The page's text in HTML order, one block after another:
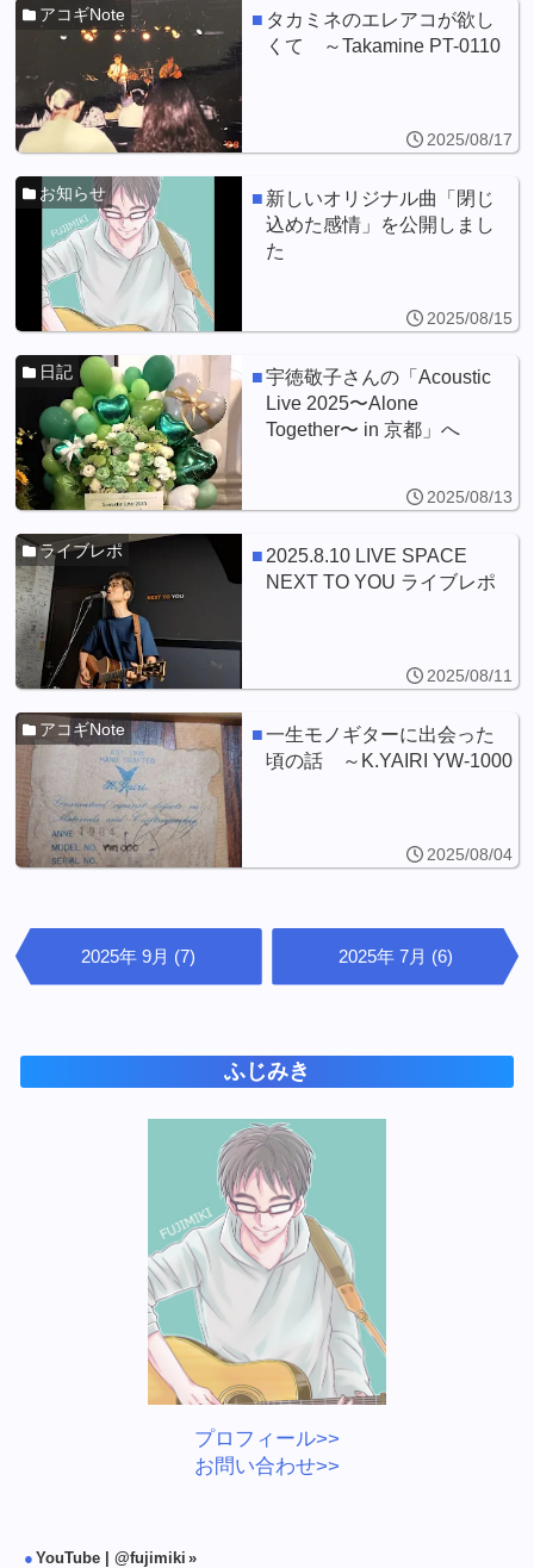
タカミネのエレアコが欲し
くて ～Takamine PT-0110
アコギNote
2025/08/17
新しいオリジナル曲「閉じ
込めた感情」を公開しまし
た
お知らせ
2025/08/15
宇徳敬子さんの「Acoustic
Live 2025〜Alone
Together〜 in 京都」へ
日記
2025/08/13
2025.8.10 LIVE SPACE
NEXT TO YOU ライブレポ
ライブレポ
2025/08/11
一生モノギターに出会った
頃の話 ～K.YAIRI YW-1000
アコギNote
2025/08/04
2025年 7月 (6)
2025年 9月 (7)
ふじみき
プロフィール>>
お問い合わせ>>
YouTube | @fujimiki